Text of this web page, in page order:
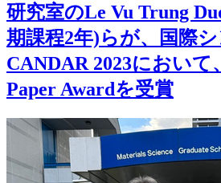
研究室のLe Vu Trung
期課程2年)らが、国際
CANDAR 2023において
Paper Awardを受賞